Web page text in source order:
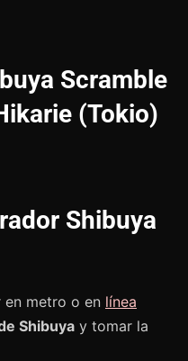
Shibuya
en metro o en línea
Shibuya y tomar la